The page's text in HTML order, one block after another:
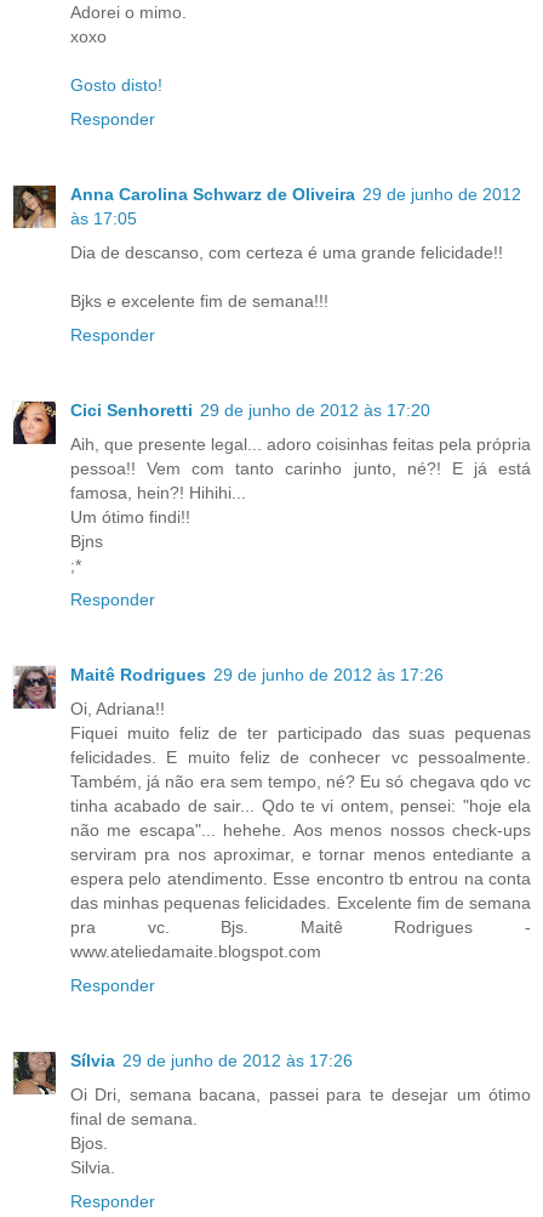
Adorei o mimo.
xoxo
Gosto disto!
Responder
Anna Carolina Schwarz de Oliveira 29 de junho de 2012
às 17:05
Dia de descanso, com certeza é uma grande felicidade!!
Bjks e excelente fim de semana!!!
Responder
Cici Senhoretti 29 de junho de 2012 às 17:20
Aih, que presente legal... adoro coisinhas feitas pela própria
pessoa!! Vem com tanto carinho junto, né?! E já está
famosa, hein?! Hihihi...
Um ótimo findi!!
Bjns
;*
Responder
Maitê Rodrigues 29 de junho de 2012 às 17:26
Oi, Adriana!!
Fiquei muito feliz de ter participado das suas pequenas
felicidades. E muito feliz de conhecer vc pessoalmente.
Também, já não era sem tempo, né? Eu só chegava qdo vc
tinha acabado de sair... Qdo te vi ontem, pensei: "hoje ela
não me escapa"... hehehe. Aos menos nossos check-ups
serviram pra nos aproximar, e tornar menos entediante a
espera pelo atendimento. Esse encontro tb entrou na conta
das minhas pequenas felicidades. Excelente fim de semana
pra vc. Bjs. Maitê Rodrigues -
www.ateliedamaite.blogspot.com
Responder
Sílvia 29 de junho de 2012 às 17:26
Oi Dri, semana bacana, passei para te desejar um ótimo
final de semana.
Bjos.
Silvia.
Responder